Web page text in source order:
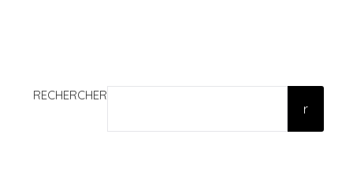
RECHERCHER
r